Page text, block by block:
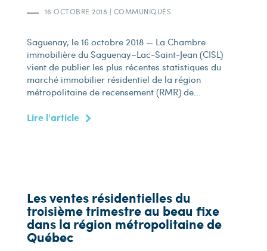
16 OCTOBRE 2018 | COMMUNIQUÉS
Saguenay, le 16 octobre 2018 — La Chambre
immobilière du Saguenay–Lac-Saint-Jean (CISL)
vient de publier les plus récentes statistiques du
marché immobilier résidentiel de la région
métropolitaine de recensement (RMR) de...
Lire l'article
Les ventes résidentielles du
troisième trimestre au beau fixe
dans la région métropolitaine de
Québec